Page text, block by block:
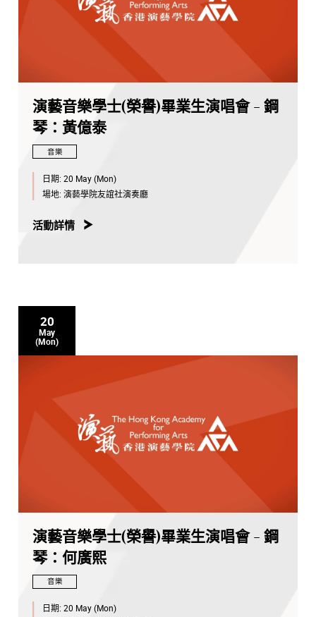
演藝音樂學士(榮譽)畢業生演唱會 - 鋼
琴：黃億泰
音樂
日期: 20 May (Mon)
場地: 演藝學院友誼社演奏廳
活動詳情
20
May
(Mon)
演藝音樂學士(榮譽)畢業生演唱會 - 鋼
琴：何廣熙
音樂
日期: 20 May (Mon)